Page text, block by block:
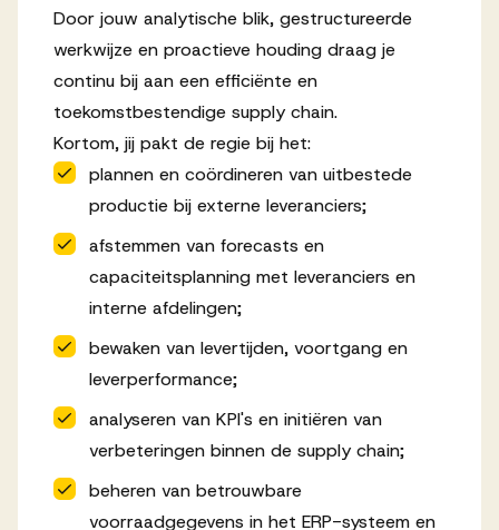
Door jouw analytische blik, gestructureerde
werkwijze en proactieve houding draag je
continu bij aan een efficiënte en
toekomstbestendige supply chain.
Kortom, jij pakt de regie bij het:
plannen en coördineren van uitbestede
productie bij externe leveranciers;
afstemmen van forecasts en
capaciteitsplanning met leveranciers en
interne afdelingen;
bewaken van levertijden, voortgang en
leverperformance;
analyseren van KPI's en initiëren van
verbeteringen binnen de supply chain;
beheren van betrouwbare
voorraadgegevens in het ERP-systeem en